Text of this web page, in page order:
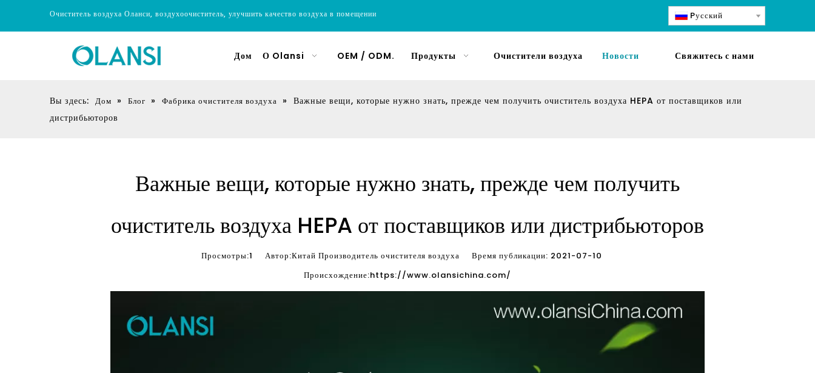
Очиститель воздуха Оланси, воздухоочиститель, улучшить качество воздуха в помещении Pусский
Дом О Olansi OEM / ODM. Продукты Очистители воздуха Новости Свяжитесь с нами
Вы здесь: Дом » Блог » Фабрика очистителя воздуха » Важные вещи, которые нужно знать, прежде чем получить очиститель воздуха HEPA от поставщиков или
дистрибьюторов
Важные вещи, которые нужно знать, прежде чем получить
очиститель воздуха HEPA от поставщиков или дистрибьюторов
Просмотры:1 Автор:Китай Производитель очистителя воздуха Время публикации: 2021-07-10
Происхождение:https://www.olansichina.com/